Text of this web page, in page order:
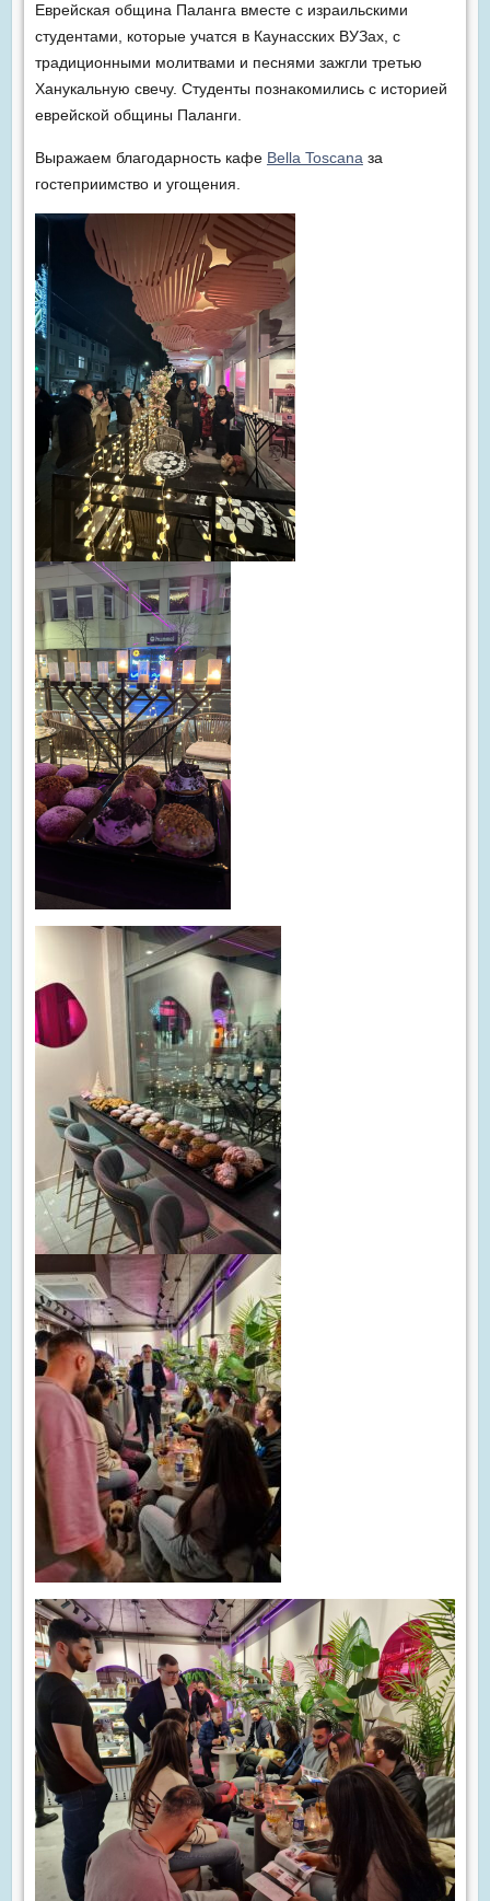
Еврейская община Паланга вместе с израильскими
студентами, которые учатся в Каунасских ВУЗах, с
традиционными молитвами и песнями зажгли третью
Ханукальную свечу. Студенты познакомились с историей
еврейской общины Паланги.
Выражаем благодарность кафе Bella Toscanaза
гостеприимство и угощения.